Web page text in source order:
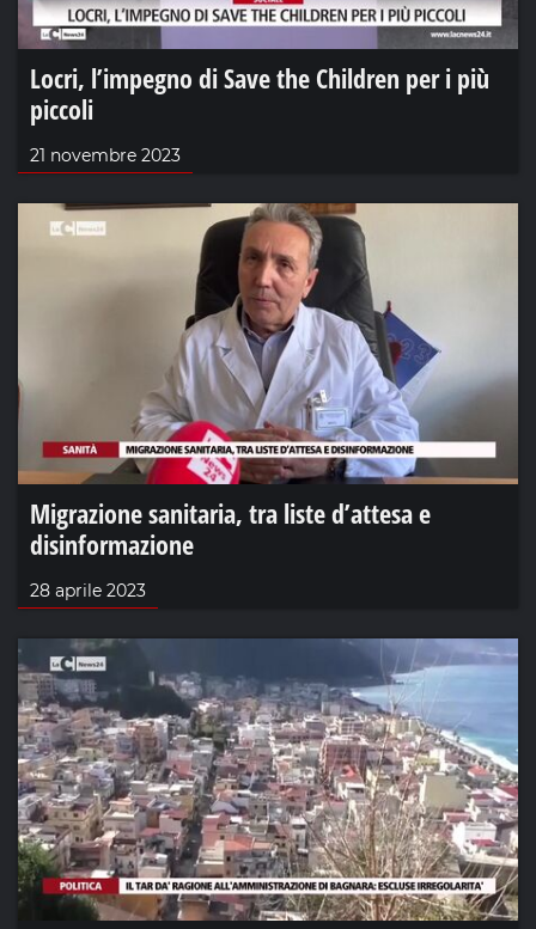
Locri, l’impegno di Save the Children per i più
piccoli
21 novembre 2023
Migrazione sanitaria, tra liste d’attesa e
disinformazione
28 aprile 2023